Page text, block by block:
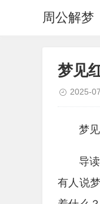
周公解梦
梦见
2025-
梦
导
有人说